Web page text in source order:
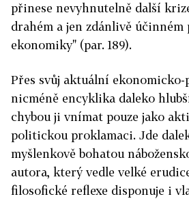
přinese nevyhnutelně další
drahém a jen zdánlivě účinném
ekonomiky" (par. 189).
Přes svůj aktuální
nicméně encyklika daleko
chybou ji vnímat pouze jako
politickou proklamaci. Jde
myšlenkově bohatou
autora, který vedle velké
filosofické reflexe disponuje i